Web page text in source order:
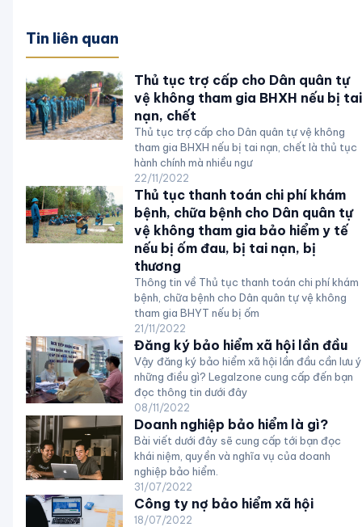
Tin liên quan
Thủ tục trợ cấp cho Dân quân tự
vệ không tham gia BHXH nếu bị tai
nạn, chết
Thủ tục trợ cấp cho Dân quân tự vệ không
tham gia BHXH nếu bị tai nạn, chết là thủ tục
hành chính mà nhiều ngư
22/11/2022
Thủ tục thanh toán chi phí khám
bệnh, chữa bệnh cho Dân quân tự
vệ không tham gia bảo hiểm y tế
nếu bị ốm đau, bị tai nạn, bị
thương
Thông tin về Thủ tục thanh toán chi phí khám
bệnh, chữa bệnh cho Dân quân tự vệ không
tham gia BHYT nếu bị ốm
21/11/2022
Đăng ký bảo hiểm xã hội lần đầu
Vậy đăng ký bảo hiểm xã hội lần đầu cần lưu ý
những điều gì? Legalzone cung cấp đến bạn
đọc thông tin dưới đây
08/11/2022
Doanh nghiệp bảo hiểm là gì?
Bài viết dưới đây sẽ cung cấp tới bạn đọc
khái niệm, quyền và nghĩa vụ của doanh
nghiệp bảo hiểm.
31/07/2022
Công ty nợ bảo hiểm xã hội
18/07/2022